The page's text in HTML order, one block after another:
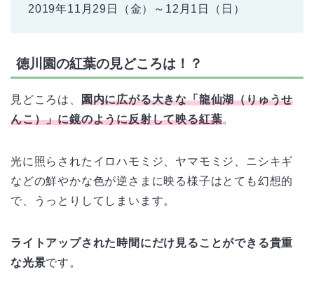
2019年11月29日（金）～12月1日（日）
徳川園の紅葉の見どころは！？
見どころは、 園内に広がる大きな「龍仙湖（りゅうせ
んこ）」に鏡のように反射して映る紅葉。
光に照らされたイロハモミジ、ヤマモミジ、ニシキギ
などの鮮やかな色が逆さまに映る様子はとても幻想的
で、うっとりしてしまいます。
ライトアップされた時間にだけ見ることができる貴重
な光景です。